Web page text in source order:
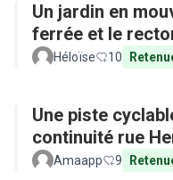
Un jardin en
ferrée et le
Héloïse 10
Une piste
continuité rue
Amaapp 9